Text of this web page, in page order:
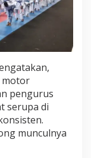
motor
pengurus
serupa di
munculnya